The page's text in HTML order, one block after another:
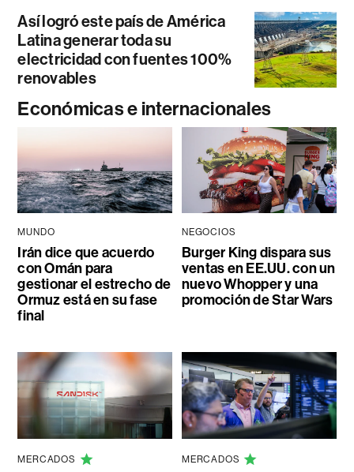
Así logró este país de América
Latina generar toda su
electricidad con fuentes 100%
renovables
Económicas e internacionales
MUNDO
Irán dice que acuerdo
con Omán para
gestionar el estrecho de
Ormuz está en su fase
final
NEGOCIOS
Burger King dispara sus
ventas en EE.UU. con un
nuevo Whopper y una
promoción de Star Wars
MERCADOS MERCADOS